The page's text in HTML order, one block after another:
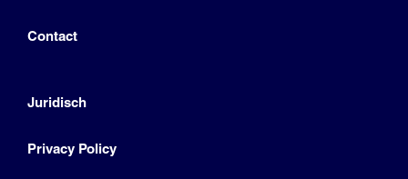
Contact
Juridisch
Privacy Policy